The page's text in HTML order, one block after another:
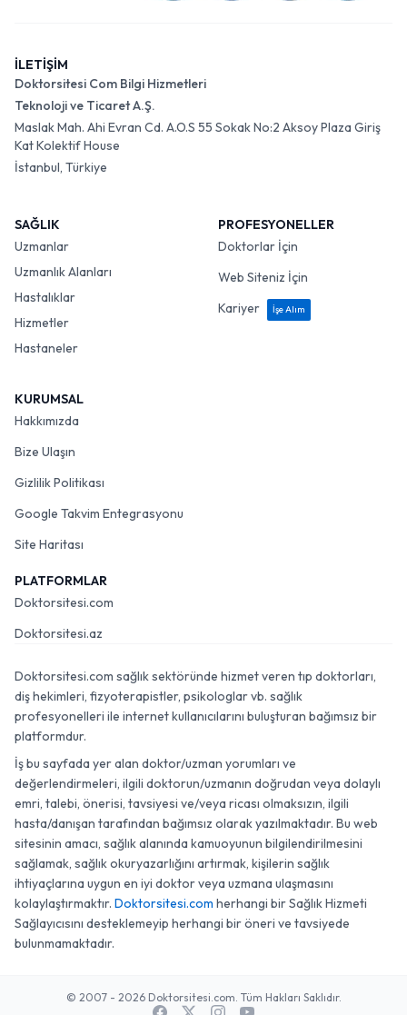
İLETİŞİM
Doktorsitesi Com Bilgi Hizmetleri
Teknoloji ve Ticaret A.Ş.
Maslak Mah. Ahi Evran Cd. A.O.S 55 Sokak No:2 Aksoy Plaza Giriş
Kat Kolektif House
İstanbul, Türkiye
SAĞLIK
Uzmanlar
Uzmanlık Alanları
Hastalıklar
Hizmetler
Hastaneler
PROFESYONELLER
Doktorlar İçin
Web Siteniz İçin
Kariyer
İşe Alım
KURUMSAL
Hakkımızda
Bize Ulaşın
Gizlilik Politikası
Google Takvim Entegrasyonu
Site Haritası
PLATFORMLAR
Doktorsitesi.com
Doktorsitesi.az
Doktorsitesi.com sağlık sektöründe hizmet veren tıp doktorları,
diş hekimleri, fizyoterapistler, psikologlar vb. sağlık
profesyonelleri ile internet kullanıcılarını buluşturan bağımsız bir
platformdur.
İş bu sayfada yer alan doktor/uzman yorumları ve
değerlendirmeleri, ilgili doktorun/uzmanın doğrudan veya dolaylı
emri, talebi, önerisi, tavsiyesi ve/veya ricası olmaksızın, ilgili
hasta/danışan tarafından bağımsız olarak yazılmaktadır. Bu web
sitesinin amacı, sağlık alanında kamuoyunun bilgilendirilmesini
sağlamak, sağlık okuryazarlığını artırmak, kişilerin sağlık
ihtiyaçlarına uygun en iyi doktor veya uzmana ulaşmasını
kolaylaştırmaktır. Doktorsitesi.com herhangi bir Sağlık Hizmeti
Sağlayıcısını desteklemeyip herhangi bir öneri ve tavsiyede
bulunmamaktadır.
© 2007 - 2026 Doktorsitesi.com. Tüm Hakları Saklıdır.